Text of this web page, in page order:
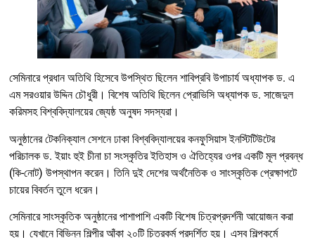
সেমিনারে প্রধান অতিথি হিসেবে উপস্থিত ছিলেন শাবিপ্রবি উপাচার্য অধ্যাপক ড. এ
এম সরওয়ার উদ্দিন চৌধুরী। বিশেষ অতিথি ছিলেন প্রোভিসি অধ্যাপক ড. সাজেদুল
করিমসহ বিশ্ববিদ্যালয়ের জ্যেষ্ঠ অনুষদ সদস্যরা।
অনুষ্ঠানের টেকনিক্যাল সেশনে ঢাকা বিশ্ববিদ্যালয়ের কনফুসিয়াস ইনস্টিটিউটের
পরিচালক ড. ইয়াং হুই চীনা চা সংস্কৃতির ইতিহাস ও ঐতিহ্যের ওপর একটি মূল প্রবন্ধ
(কি-নোট) উপস্থাপন করেন। তিনি দুই দেশের অর্থনৈতিক ও সাংস্কৃতিক প্রেক্ষাপটে
চায়ের বিবর্তন তুলে ধরেন।
সেমিনারে সাংস্কৃতিক অনুষ্ঠানের পাশাপাশি একটি বিশেষ চিত্রপ্রদর্শনী আয়োজন করা
হয়। যেখানে বিভিন্ন শিল্পীর আঁকা ২০টি চিত্রকর্ম প্রদর্শিত হয়। এসব শিল্পকর্মে